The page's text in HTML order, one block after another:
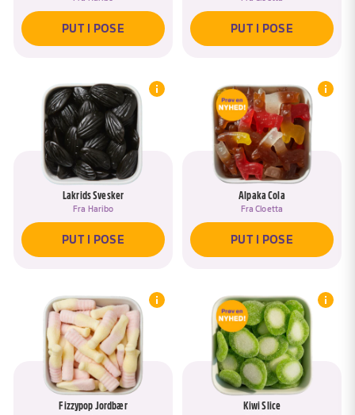
PUT I POSE PUT I POSE
Lakrids Svesker
Fra Haribo
PUT I POSE
Alpaka Cola
FraCloetta
PUT I POSE
Fizzypop Jordbær Kiwi Slice